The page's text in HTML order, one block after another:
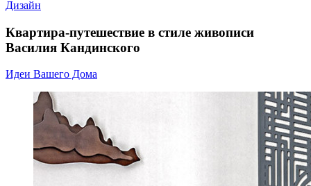
Дизайн
Квартира-путешествие в стиле живописи
Василия Кандинского
Идеи Вашего Дома